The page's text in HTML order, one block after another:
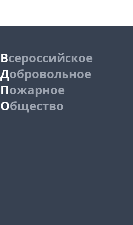
Всероссийское
Добровольное
Пожарное
Общество